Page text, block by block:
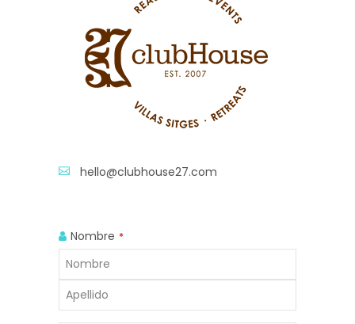
hello@clubhouse27.com
Nombre *